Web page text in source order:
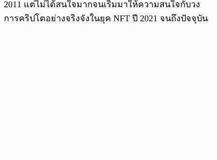
2011 แต่ไม่ได้สนใจมากจนเริ่มมาให้ความสนใจกับวง
การคริปโตอย่างจริงจังในยุค NFT ปี 2021 จนถึงปัจจุบัน